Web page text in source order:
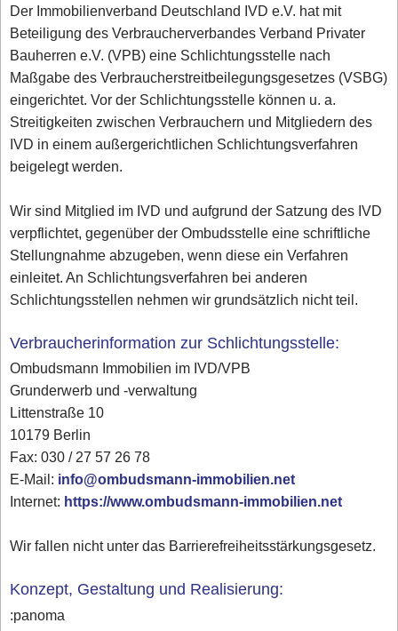
Der Immobilienverband Deutschland IVD e.V. hat mit
Beteiligung des Verbraucherverbandes Verband Privater
Bauherren e.V. (VPB) eine Schlichtungsstelle nach
Maßgabe des Verbraucherstreitbeilegungsgesetzes (VSBG)
eingerichtet. Vor der Schlichtungsstelle können u. a.
Streitigkeiten zwischen Verbrauchern und Mitgliedern des
IVD in einem außergerichtlichen Schlichtungsverfahren
beigelegt werden.
Wir sind Mitglied im IVD und aufgrund der Satzung des IVD
verpflichtet, gegenüber der Ombudsstelle eine schriftliche
Stellungnahme abzugeben, wenn diese ein Verfahren
einleitet. An Schlichtungsverfahren bei anderen
Schlichtungsstellen nehmen wir grundsätzlich nicht teil.
Verbraucherinformation zur Schlichtungsstelle:
Ombudsmann Immobilien im IVD/VPB
Grunderwerb und -verwaltung
Littenstraße 10
10179 Berlin
Fax: 030 / 27 57 26 78
E-Mail: info@ombudsmann-immobilien.net
Internet: https://www.ombudsmann-immobilien.net
Wir fallen nicht unter das Barrierefreiheitsstärkungsgesetz.
Konzept, Gestaltung und Realisierung:
:panoma